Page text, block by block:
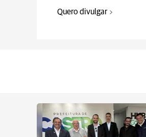
Quero divulgar